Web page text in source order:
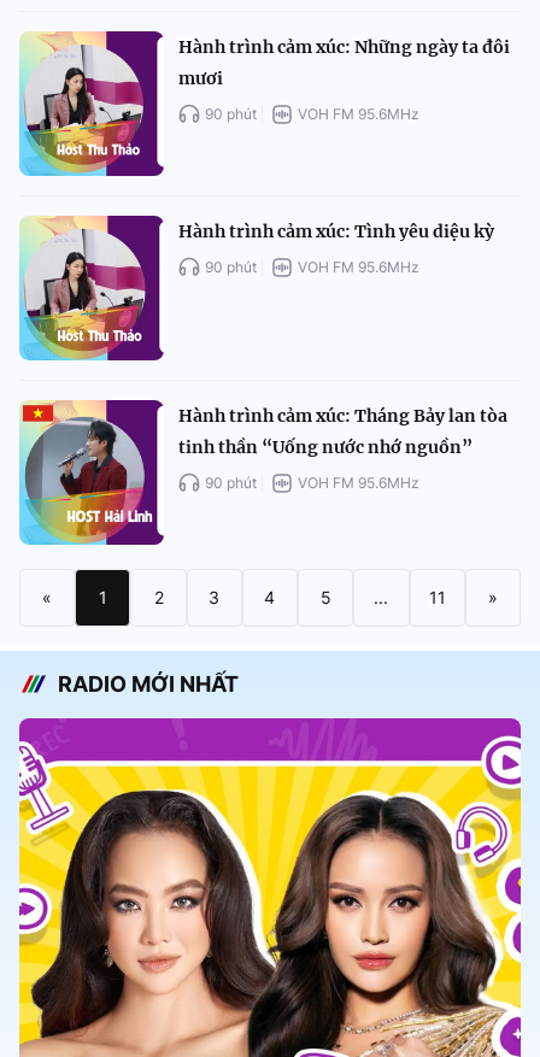
Hành trình cảm xúc: Những ngày ta đôi
mươi
90 phút VOH FM 95.6MHz
Hành trình cảm xúc: Tình yêu diệu kỳ
90 phút VOH FM 95.6MHz
Hành trình cảm xúc: Tháng Bảy lan tòa
tinh thần “Uống nước nhớ nguồn”
90 phút VOH FM 95.6MHz
« 1 2 3 4 5 ... 11 »
RADIO MỚI NHẤT